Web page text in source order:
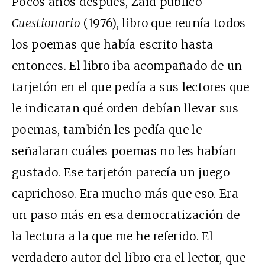
Cuestionario (1976), libro que reunía todos
los poemas que había escrito hasta
entonces. El libro iba acompañado de un
tarjetón en el que pedía a sus lectores que
le indicaran qué orden debían llevar sus
poemas, también les pedía que le
señalaran cuáles poemas no les habían
gustado. Ese tarjetón parecía un juego
caprichoso. Era mucho más que eso. Era
un paso más en esa democratización de
la lectura a la que me he referido. El
verdadero autor del libro era el lector, que